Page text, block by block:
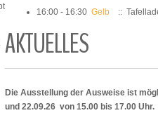
16:00 - 16:30 Gelb ::
AKTUELLES
Die Ausstellung der Ausweise ist
und 22.09.26 von 15.00 bis 17.00 Uhr.